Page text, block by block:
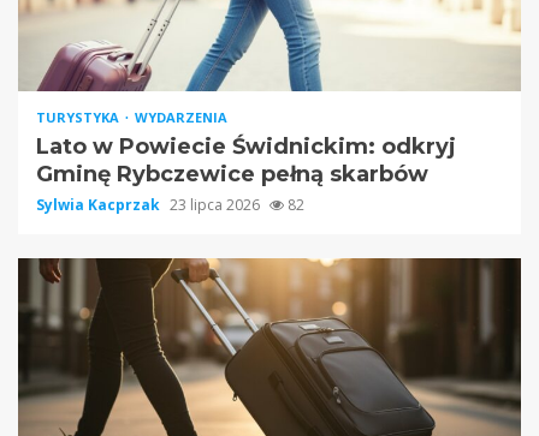
TURYSTYKA WYDARZENIA
Lato w Powiecie Świdnickim: odkryj
Gminę Rybczewice pełną skarbów
Sylwia Kacprzak 23 lipca 2026 82